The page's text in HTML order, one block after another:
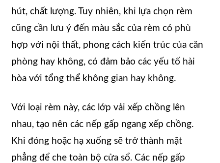
hút, chất lượng. Tuy nhiên, khi lựa chọn rèm
cũng cần lưu ý đến màu sắc của rèm có phù
hợp với nội thất, phong cách kiến trúc của căn
phòng hay không, có đảm bảo các yếu tố hài
hòa với tổng thể không gian hay không.
Với loại rèm này, các lớp vải xếp chồng lên
nhau, tạo nên các nếp gấp ngang xếp chồng.
Khi đóng hoặc hạ xuống sẽ trở thành mặt
phẳng để che toàn bộ cửa sổ. Các nếp gấp